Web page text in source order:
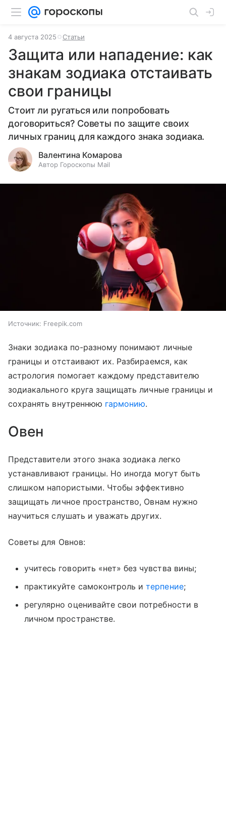
4 августа 2025 Статьи
Защита или нападение: как
знакам зодиака отстаивать
свои границы
Стоит ли ругаться или попробовать
договориться? Советы по защите своих
личных границ для каждого знака зодиака.
Валентина Комарова
Автор Гороскопы Mail
Источник: Freepik.com
Знаки зодиака по-разному понимают личные
границы и отстаивают их. Разбираемся, как
астрология помогает каждому представителю
зодиакального круга защищать личные границы и
сохранять внутреннюю гармонию.
Овен
Представители этого знака зодиака легко
устанавливают границы. Но иногда могут быть
слишком напористыми. Чтобы эффективно
защищать личное пространство, Овнам нужно
научиться слушать и уважать других.
Советы для Овнов:
учитесь говорить «нет» без чувства вины;
практикуйте самоконтроль итерпение;
регулярно оценивайте свои потребности в
личном пространстве.